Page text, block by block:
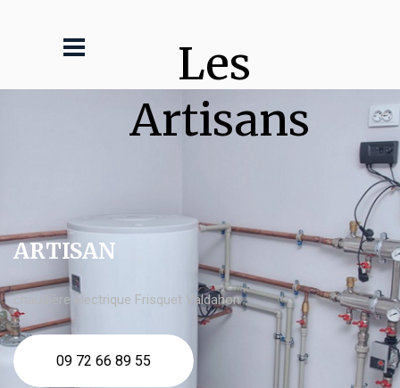
Les
Artisans
ARTISAN
chaudière électrique Frisquet Valdahon
09 72 66 89 55